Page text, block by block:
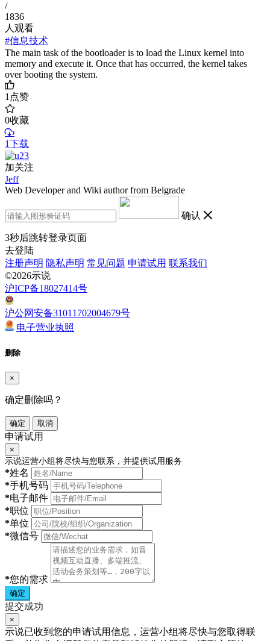
/
1836
人观看
#信息技术
The main task of the bootloader is to load the Linux kernel into
memory and execute it. Once that has occurred, the kernel takes
over booting the system.
1点赞
0收藏
1下载
加关注
Jeff
Web Developer and Wiki author from Belgrade
确认
3秒后跳转登录页面
去登陆
注册声明 隐私声明 常见问题 申请试用 联系我们
©2026示说
沪ICP备18027414号
沪公网安备31011702004679号
电子营业执照
删除
×
确定删除吗？
确定 取消
申请试用
×
示说运营小组将尽快与您联系，并提供试用服务
*姓名
*手机号码
*电子邮件
*职位
*单位
*微信号
*您的需求
确定
提交成功
×
示说已收到您的申请试用信息，运营小组将尽快与您取得联